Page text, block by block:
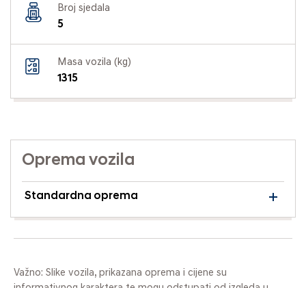
Broj sjedala
5
Masa vozila (kg)
1315
Oprema vozila
Standardna oprema
Važno: Slike vozila, prikazana oprema i cijene su